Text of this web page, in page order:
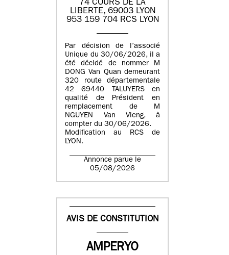
74 COURS DE LA
LIBERTE, 69003 LYON
953 159 704 RCS LYON
Par décision de l’associé
Unique du 30/06/2026, il a
été décidé de nommer M
DONG Van Quan demeurant
320 route départementale
42 69440 TALUYERS en
qualité de Président en
remplacement de M
NGUYEN Van Vieng, à
compter du 30/06/2026.
Modification au RCS de
LYON.
Annonce parue le
05/08/2026
AVIS DE CONSTITUTION
AMPERYO